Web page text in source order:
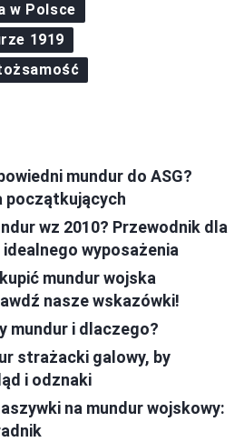
w Polsce
1919
mundur do ASG?
początkujących
wz 2010? Przewodnik dla
wyposażenia
mundur wojska
nasze wskazówki!
mundur i dlaczego?
strażacki galowy, by
i odznaki
na mundur wojskowy: